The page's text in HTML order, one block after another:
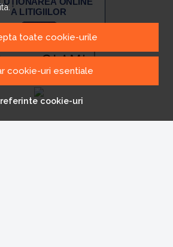
toate cookie-urile
cookie-uri esentiale
cookie-uri